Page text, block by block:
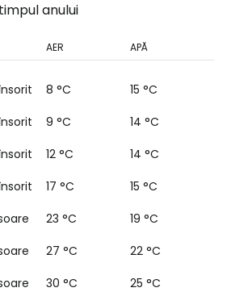
anului
AER APĂ
8 °C
15 °C
9 °C
14 °C
12 °C
14 °C
17 °C
15 °C
23 °C
19 °C
27 °C
22 °C
30 °C
25 °C